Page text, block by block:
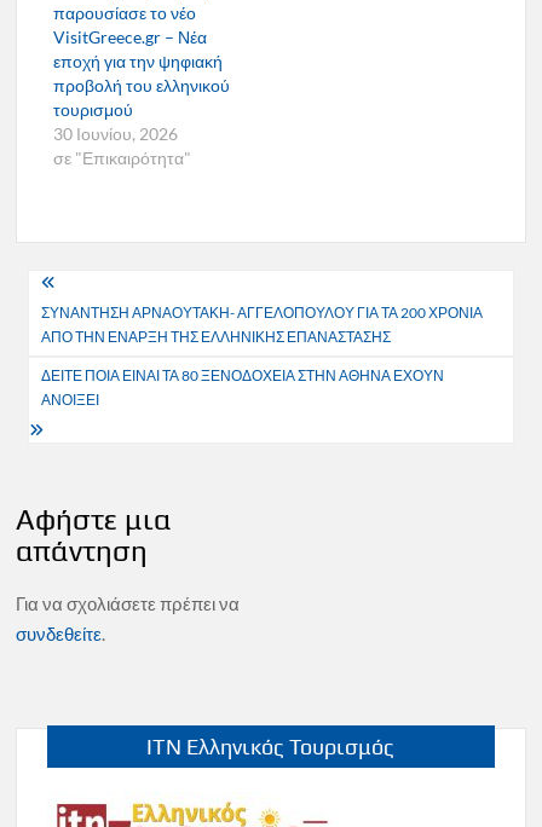
παρουσίασε το νέο
VisitGreece.gr – Νέα
εποχή για την ψηφιακή
προβολή του ελληνικού
τουρισμού
30 Ιουνίου, 2026
σε "Επικαιρότητα"
Πλοήγηση
άρθρων
ΣΥΝΑΝΤΗΣΗ ΑΡΝΑΟΥΤΑΚΗ- ΑΓΓΕΛΟΠΟΥΛΟΥ ΓΙΑ ΤΑ 200 ΧΡΟΝΙΑ
ΑΠΟ ΤΗΝ ΕΝΑΡΞΗ ΤΗΣ ΕΛΛΗΝΙΚΗΣ ΕΠΑΝΑΣΤΑΣΗΣ
ΔΕΙΤΕ ΠΟΙΑ ΕΙΝΑΙ ΤΑ 80 ΞΕΝΟΔΟΧΕΙΑ ΣΤΗΝ ΑΘΗΝΑ ΕΧΟΥΝ
ΑΝΟΙΞΕΙ
Αφήστε μια
απάντηση
Για να σχολιάσετε πρέπει να
συνδεθείτε.
ITN Ελληνικός Τουρισμός